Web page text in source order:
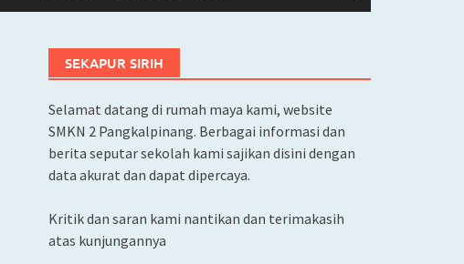
SEKAPUR SIRIH
Selamat datang di rumah maya kami, website
SMKN 2 Pangkalpinang. Berbagai informasi dan
berita seputar sekolah kami sajikan disini dengan
data akurat dan dapat dipercaya.
Kritik dan saran kami nantikan dan terimakasih
atas kunjungannya